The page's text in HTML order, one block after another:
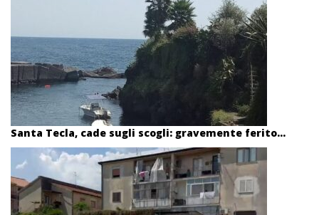
Santa Tecla, cade sugli scogli: gravemente ferito...